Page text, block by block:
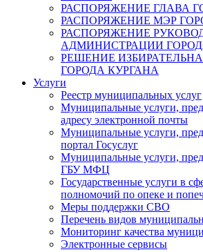
РАСПОРЯЖЕНИЕ ГЛАВА
РАСПОРЯЖЕНИЕ МЭР
РАСПОРЯЖЕНИЕ
АДМИНИСТРАЦИИ
РЕШЕНИЕ
ГОРОДА КУРГАНА
Услуги
Реестр муниципальных услуг
Муниципальные услуги,
адресу электронной почты
Муниципальные услуги,
портал Госуслуг
Муниципальные услуги,
ГБУ МФЦ
Государственные услуги в
полномочий по опеке и
Меры поддержки СВО
Перечень видов
Мониторинг качества
Электронные сервисы